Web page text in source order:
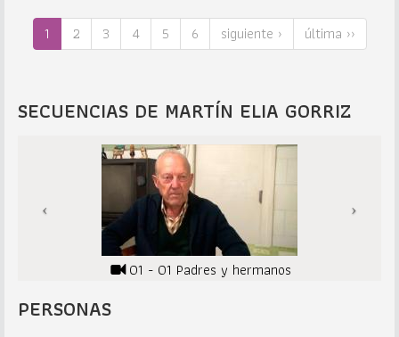
1 2 3 4 5 6 siguiente › última ››
SECUENCIAS DE MARTÍN ELIA GORRIZ
01 - 01 Padres y hermanos
PERSONAS